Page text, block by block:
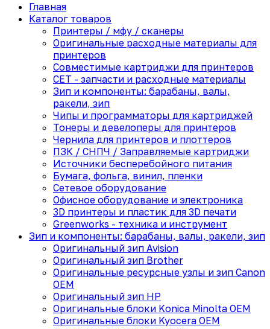
Главная
Каталог товаров
Принтеры / мфу / сканеры
Оригинальные расходные материалы для
принтеров
Совместимые картриджи для принтеров
CET - запчасти и расходные материалы
Зип и компоненты: барабаны, валы,
ракели, зип
Чипы и программаторы для картриджей
Тонеры и девелоперы для принтеров
Чернила для принтеров и плоттеров
ПЗК / СНПЧ / Заправляемые картриджи
Источники бесперебойного питания
Бумага, фольга, винил, пленки
Сетевое оборудование
Офисное оборудование и электроника
3D принтеры и пластик для 3D печати
Greenworks - техника и инструмент
Зип и компоненты: барабаны, валы, ракели, зип
Оригинальный зип Avision
Оригинальный зип Brother
Оригинальные ресурсные узлы и зип Canon
OEM
Оригинальный зип HP
Оригинальные блоки Konica Minolta OEM
Оригинальные блоки Kyocera OEM